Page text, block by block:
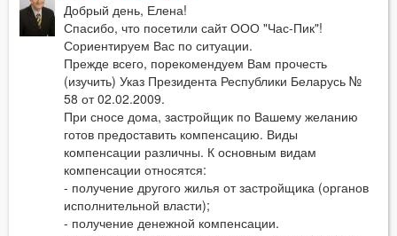
Добрый день, Елена!
Спасибо, что посетили сайт ООО "Час-Пик"!
Сориентируем Вас по ситуации.
Прежде всего, порекомендуем Вам прочесть
(изучить) Указ Президента Республики Беларусь №
58 от 02.02.2009.
При сносе дома, застройщик по Вашему желанию
готов предоставить компенсацию. Виды
компенсации различны. К основным видам
компенсации относятся:
- получение другого жилья от застройщика (органов
исполнительной власти);
- получение денежной компенсации.